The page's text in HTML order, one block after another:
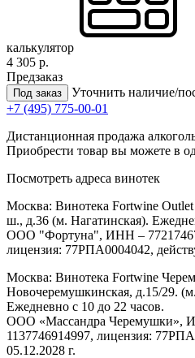
калькулятор
4 305 р.
Предзаказ
Под заказ
Уточнить наличие/
+7 (495) 775-00-01
Дистанционная продажа
Приобрести товар вы можете в
Посмотреть адреса винотек
Москва: Винотека Fortwine
ш., д.36 (м. Нагатинская).
ООО "Фортуна", ИНН –
лицензия: 77РПА0004042,
Москва: Винотека Fortwine
Новочеремушкинская, д.15/29.
Ежедневно с 10 до 22 часов.
ООО «Массандра Черемушки»,
1137746914997, лицензия:
05.12.2028 г.